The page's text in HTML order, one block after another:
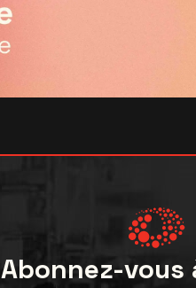
Abonnez-